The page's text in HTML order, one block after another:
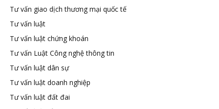
Tư vấn giao dịch thương mại quốc tế
Tư vấn luật
Tư vấn luật chứng khoán
Tư vấn Luật Công nghệ thông tin
Tư vấn luật dân sự
Tư vấn luật doanh nghiệp
Tư vấn luật đất đai